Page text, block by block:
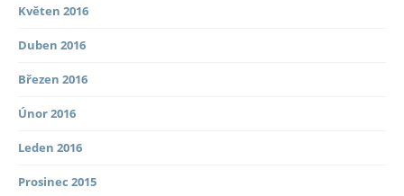
Květen 2016
Duben 2016
Březen 2016
Únor 2016
Leden 2016
Prosinec 2015